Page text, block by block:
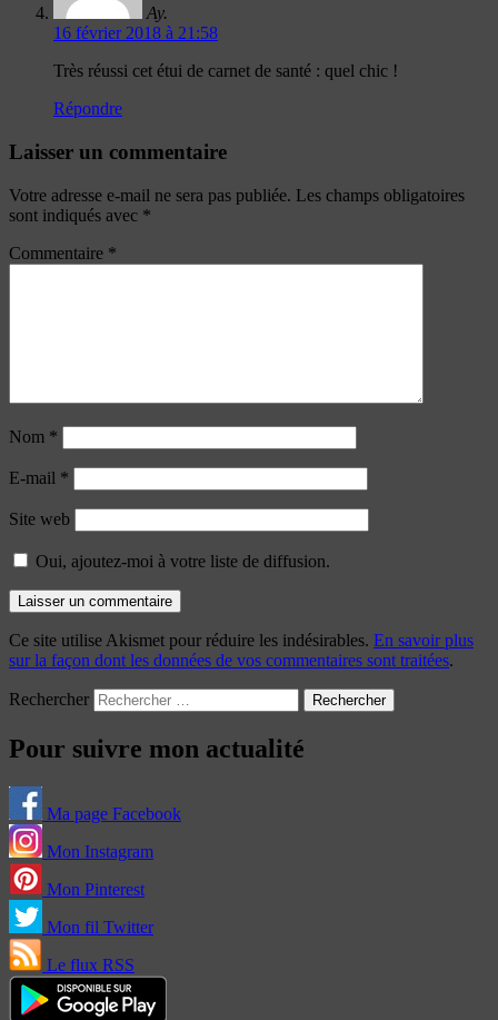
Ay.
16 février 2018 à 21:58
Très réussi cet étui de carnet de santé : quel chic !
Répondre
Laisser un commentaire
Votre adresse e-mail ne sera pas publiée. Les champs obligatoires
sont indiqués avec *
Commentaire *
Nom *
E-mail *
Site web
Oui, ajoutez-moi à votre liste de diffusion.
Ce site utilise Akismet pour réduire les indésirables. En savoir plus
sur la façon dont les données de vos commentaires sont traitées.
Rechercher
Pour suivre mon actualité
Ma page Facebook
Mon Instagram
Mon Pinterest
Mon fil Twitter
Le flux RSS